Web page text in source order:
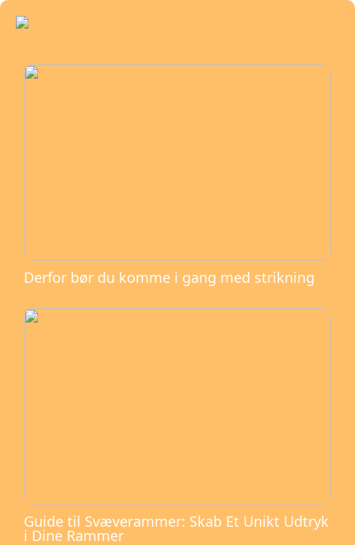
Derfor bør du komme i gang med strikning
Guide til Svæverammer: Skab Et Unikt Udtryk
i Dine Rammer